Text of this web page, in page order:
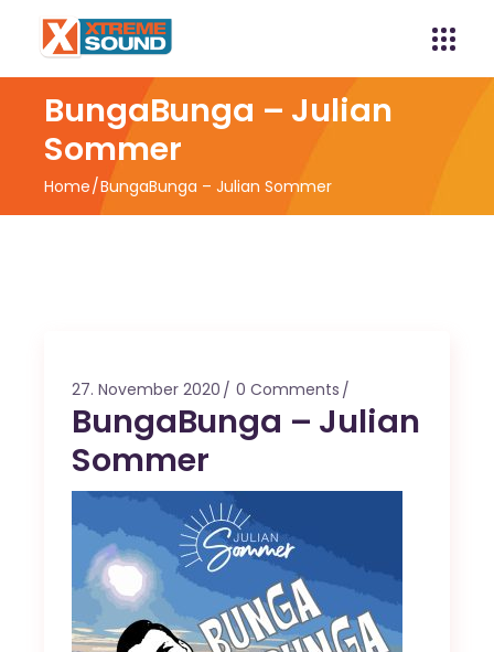
BungaBunga – Julian
Sommer
Home BungaBunga – Julian Sommer
27. November 2020 0 Comments
BungaBunga – Julian
Sommer